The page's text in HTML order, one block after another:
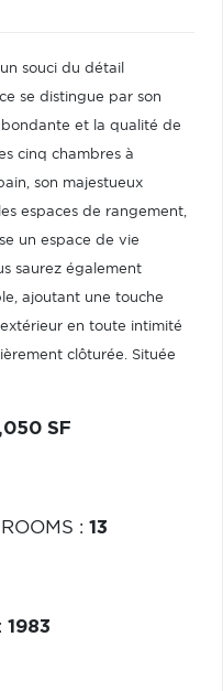
souci du détail
se distingue par son
et la qualité de
cinq chambres à
son majestueux
espaces de rangement,
un espace de vie
saurez également
ajoutant une touche
en toute intimité
clôturée. Située
vivant et rempli de
SF
: 13
: 1983